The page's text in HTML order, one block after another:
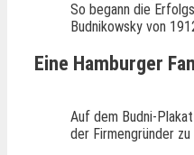
So begann die
Budnikowsky von
Eine Hamburger
Auf dem Budni-
der Firmengründer zu